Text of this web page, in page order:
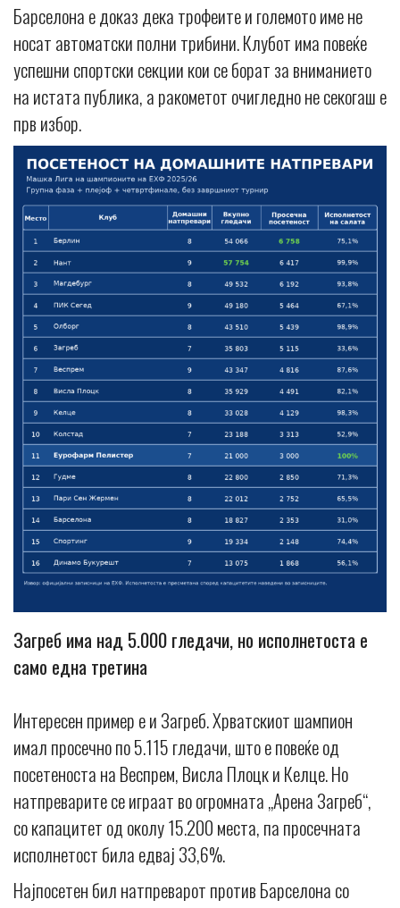
Барселона е доказ дека трофеите и големото име не
носат автоматски полни трибини. Клубот има повеќе
успешни спортски секции кои се борат за вниманието
на истата публика, а ракометот очигледно не секогаш е
прв избор.
Загреб има над 5.000 гледачи, но исполнетоста е
само една третина
Интересен пример е и Загреб. Хрватскиот шампион
имал просечно по 5.115 гледачи, што е повеќе од
посетеноста на Веспрем, Висла Плоцк и Келце. Но
натпреварите се играат во огромната „Арена Загреб“,
со капацитет од околу 15.200 места, па просечната
исполнетост била едвај 33,6%.
Најпосетен бил натпреварот против Барселона со